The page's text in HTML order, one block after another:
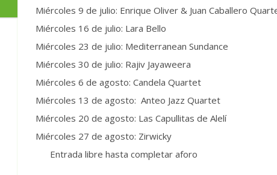
Miércoles 9 de julio: Enrique Oliver & Juan Caballero
Miércoles 16 de julio: Lara Bello
Miércoles 23 de julio: Mediterranean Sundance
Miércoles 30 de julio: Rajiv Jayaweera
Miércoles 6 de agosto: Candela Quartet
Miércoles 13 de agosto: Anteo Jazz Quartet
Miércoles 20 de agosto: Las Capullitas de Alelí
Miércoles 27 de agosto: Zirwicky
Entrada libre hasta completar aforo